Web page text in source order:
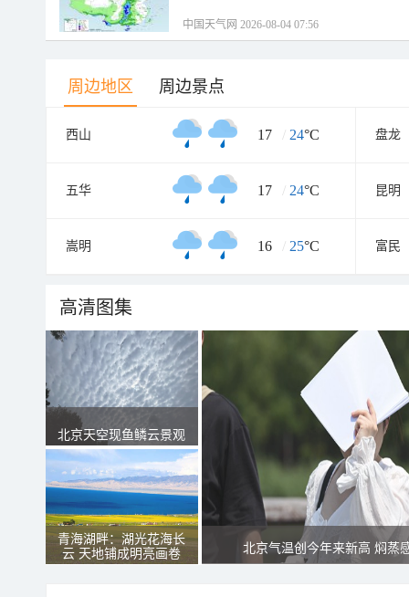
中国天气网 2026-08-04 07:56
周边地区 周边景点
西山 17 / 24°C 盘龙
五华 17 / 24°C 昆明
嵩明 16 / 25°C 富民
高清图集
北京天空现鱼鳞云景观
青海湖畔：湖光花海长
云 天地铺成明亮画卷
北京气温创今年来新高 焖蒸